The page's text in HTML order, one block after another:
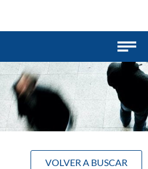
VOLVER A BUSCAR